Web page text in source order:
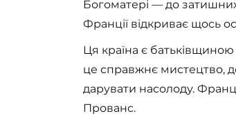
Богоматері — до
Франції відкриває щось
Ця країна є
це справжнє мистецтво,
дарувати насолоду.
Прованс.